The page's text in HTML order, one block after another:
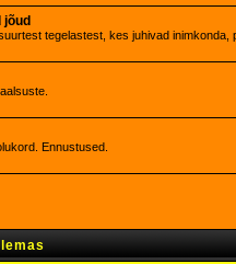
tegelastest, kes juhivad inimkonda,
Ennustused.